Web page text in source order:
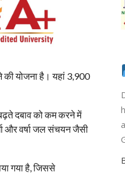
की योजना है। यहां 3,900
बढ़ते दबाव को कम करने में
और वर्षा जल संचयन जैसी
गया है, जिससे